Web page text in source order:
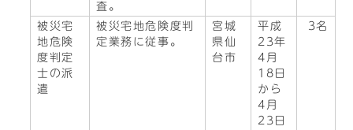
査。
被災宅
地危険
度判定
士の派
遣
被災宅地危険度判
定業務に従事。
宮城
県仙
台市
平成
23年
4月
18日
から
4月
23日
3名